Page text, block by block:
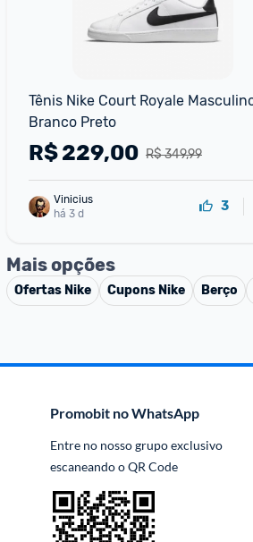
Tênis Nike Court Royale
Branco Preto
R$ 349,99
R$229,00
Vinicius
há 3 d
3
Mais opções
Ofertas Nike Cupons Nike Berço
Promobit no WhatsApp
Entre no nosso grupo exclusivo
escaneando o QR Code